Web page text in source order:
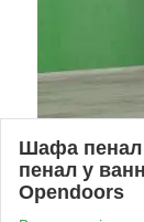
Шафа пенал
пенал у
Opendoors